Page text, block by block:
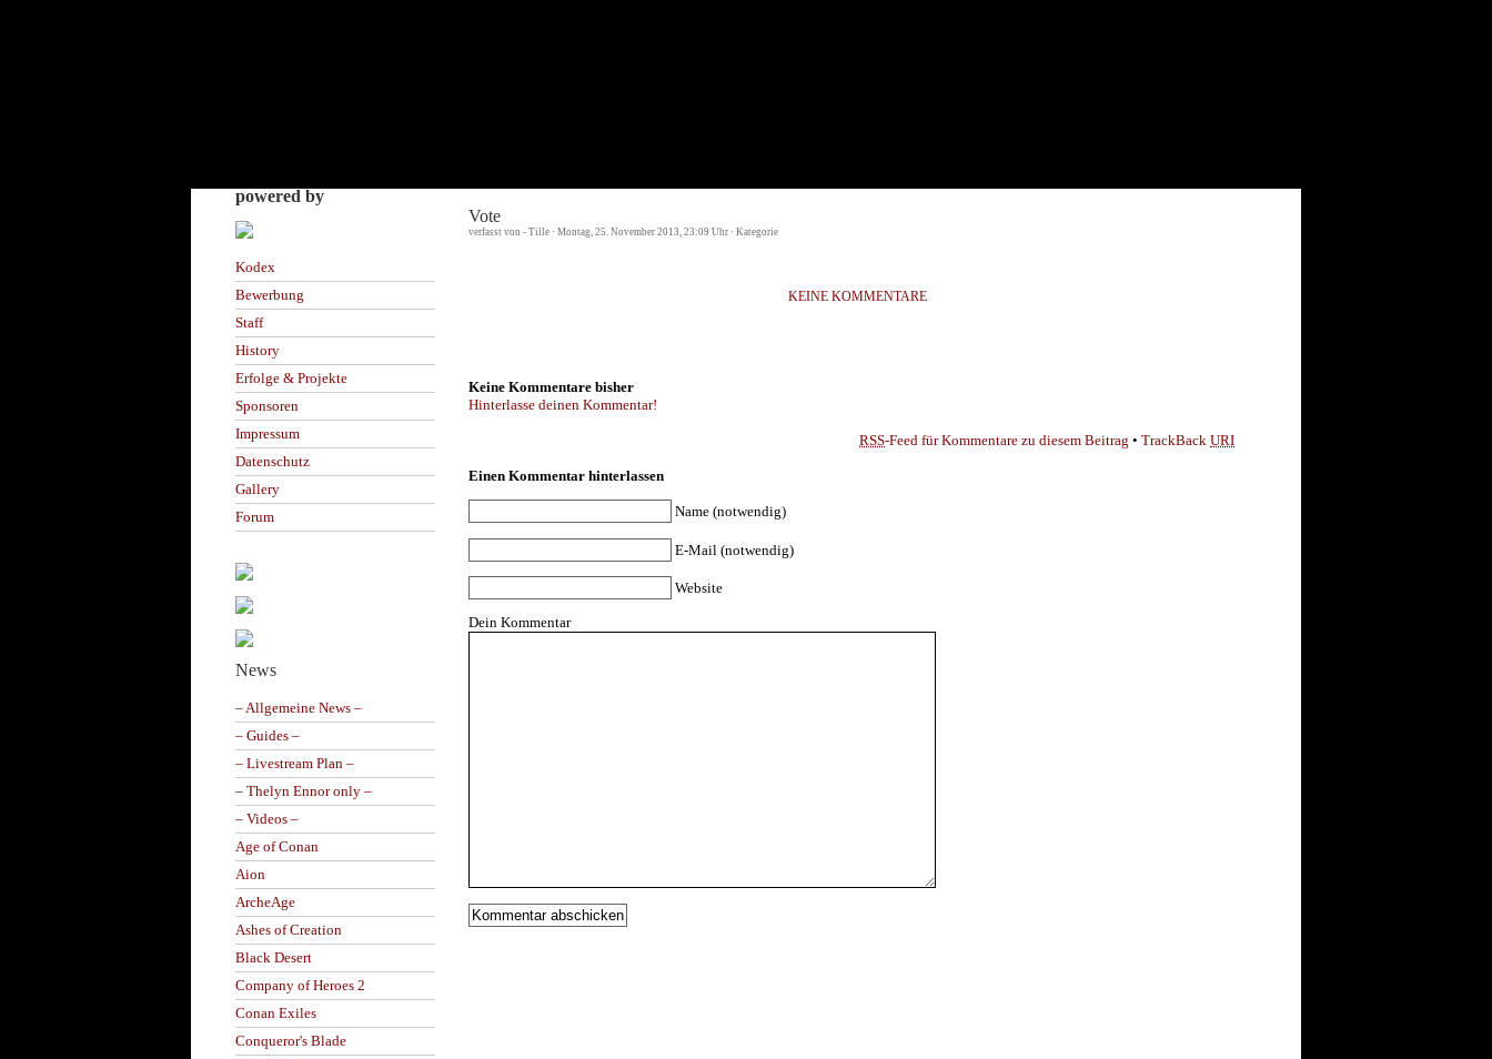
powered by
Kodex
Bewerbung
Staff
History
Erfolge & Projekte
Sponsoren
Impressum
Datenschutz
Gallery
Forum
News
– Allgemeine News –
– Guides –
– Livestream Plan –
– Thelyn Ennor only –
– Videos –
Age of Conan
Aion
ArcheAge
Ashes of Creation
Black Desert
Company of Heroes 2
Conan Exiles
Conqueror's Blade
Vote
verfasst von - Tille · Montag, 25. November 2013, 23:09 Uhr · Kategorie
KEINE KOMMENTARE
Keine Kommentare bisher
Hinterlasse deinen Kommentar!
RSS-Feed für Kommentare zu diesem Beitrag • TrackBack URI
Einen Kommentar hinterlassen
Name (notwendig)
E-Mail (notwendig)
Website
Dein Kommentar